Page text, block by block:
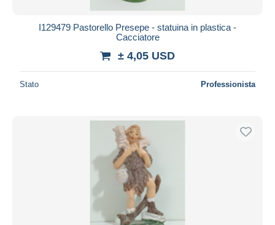
I129479 Pastorello Presepe - statuina in plastica -
Cacciatore
± 4,05 USD
Stato Professionista